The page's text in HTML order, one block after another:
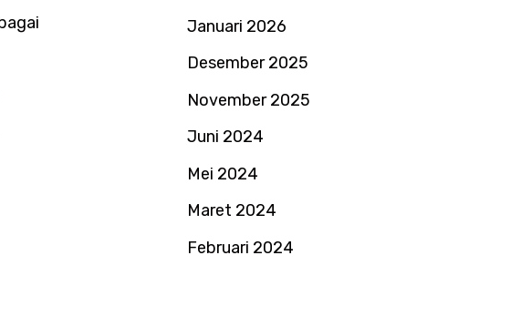
Januari 2026
Desember 2025
November 2025
Juni 2024
Mei 2024
Maret 2024
Februari 2024